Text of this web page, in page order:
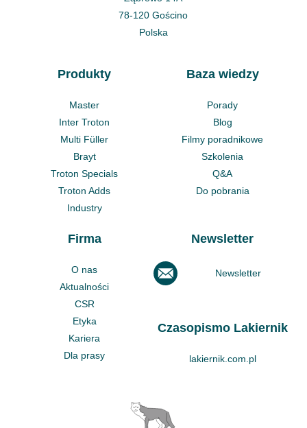
78-120 Gościno
Polska
Produkty
Master
Inter Troton
Multi Füller
Brayt
Troton Specials
Troton Adds
Industry
Baza wiedzy
Porady
Blog
Filmy poradnikowe
Szkolenia
Q&A
Do pobrania
Firma
O nas
Aktualności
CSR
Etyka
Kariera
Dla prasy
Newsletter
Newsletter
Czasopismo Lakiernik
lakiernik.com.pl